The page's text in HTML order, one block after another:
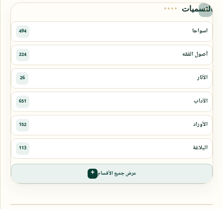
التسميات
عرض جميع الأقسام